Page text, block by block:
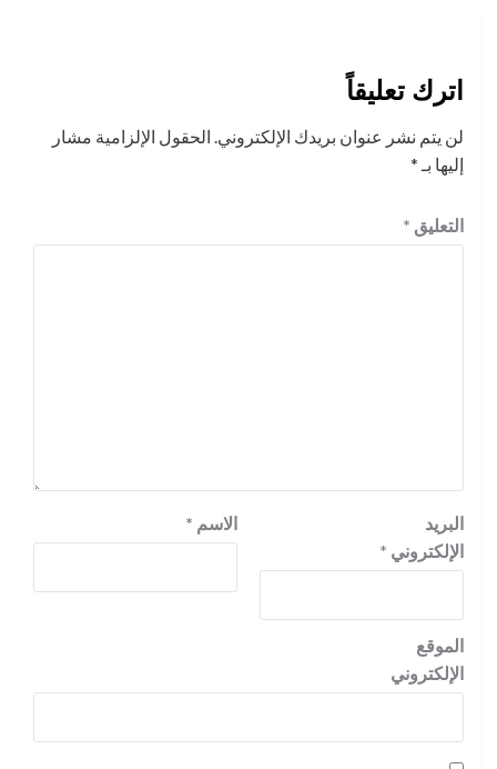
اترك تعليقاً
لن يتم نشر عنوان بريدك الإلكتروني. الحقول الإلزامية مشار
إليها بـ *
التعليق *
الاسم *
البريد
الإلكتروني *
الموقع
الإلكتروني